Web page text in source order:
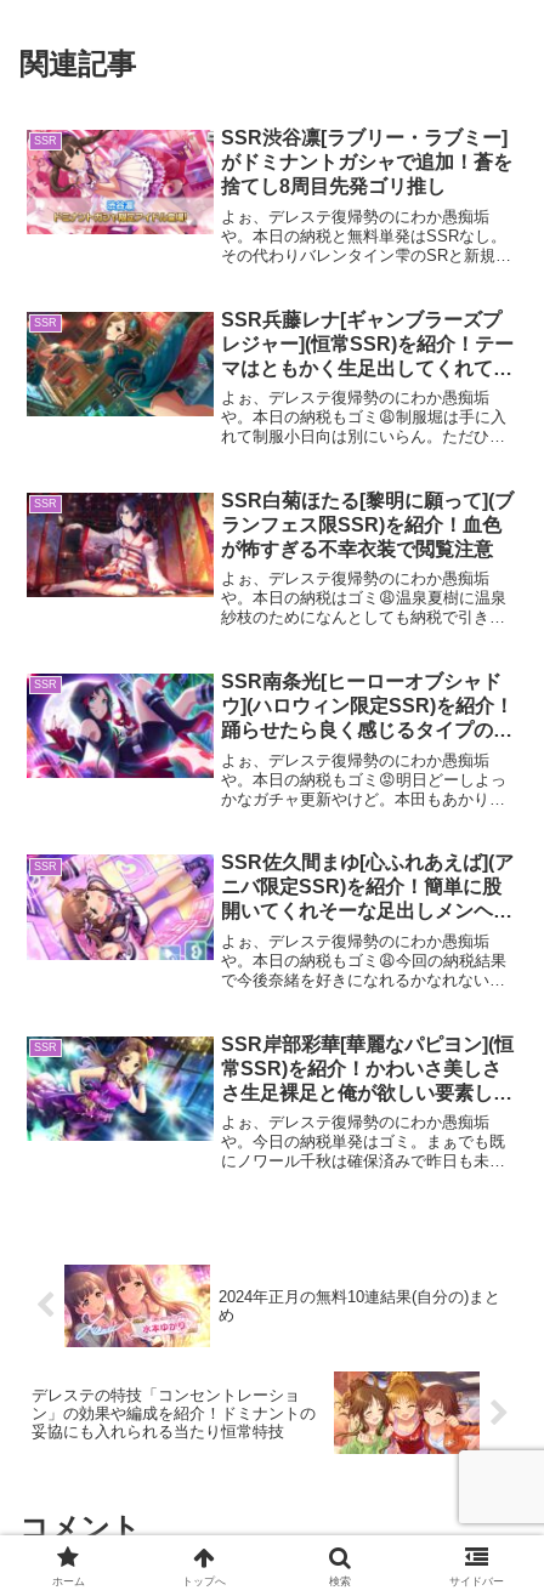
関連記事
SSR
SSR渋谷凛[ラブリー・ラブミー]
がドミナントガシャで追加！蒼を
捨てし8周目先発ゴリ推し
よぉ、デレステ復帰勢のにわか愚痴垢
や。本日の納税と無料単発はSSRなし。
その代わりバレンタイン雫のSRと新規森
トの納税もゴミ😠今回はドミナントガシ
ャで追加されたドミナ...
SSR
SSR兵藤レナ[ギャンブラーズプ
レジャー](恒常SSR)を紹介！テー
マはともかく生足出してくれてあ
りがとう！
よぉ、デレステ復帰勢のにわか愚痴垢
や。本日の納税もゴミ😩制服堀は手に入
れて制服小日向は別にいらん。ただひた
を待ってる。まぁええわ。今回は恒常
SSR兵藤レナを紹介してくで...
SSR
SSR白菊ほたる[黎明に願って](ブ
ランフェス限SSR)を紹介！血色
が怖すぎる不幸衣装で閲覧注意
よぉ、デレステ復帰勢のにわか愚痴垢
や。本日の納税はゴミ😩温泉夏樹に温泉
紗枝のためになんとしても納税で引き当
たブランSSR白菊ほたるを紹介するで。
ブランSSR白菊ほた...
SSR
SSR南条光[ヒーローオブシャド
ウ](ハロウィン限定SSR)を紹介！
踊らせたら良く感じるタイプの悪
役衣装
よぉ、デレステ復帰勢のにわか愚痴垢
や。本日の納税もゴミ😡明日どーしよっ
かなガチャ更新やけど。本田もあかりも
うか。さて、今回はハロウィン限定SSR
南条光を紹介してくで。ハ...
SSR
SSR佐久間まゆ[心ふれあえば](ア
ニバ限定SSR)を紹介！簡単に股
開いてくれそーな足出しメンヘラ
ファッション良き良き
よぉ、デレステ復帰勢のにわか愚痴垢
や。本日の納税もゴミ😩今回の納税結果
で今後奈緒を好きになれるかなれないか
で。今回はアニバ限定SSR佐久間まゆに
ついて紹介してくで。ア...
SSR
SSR岸部彩華[華麗なパピヨン](恒
常SSR)を紹介！かわいさ美しさ
さ生足裸足と俺が欲しい要素しか
ない神衣装
よぉ、デレステ復帰勢のにわか愚痴垢
や。今日の納税単発はゴミ。まぁでも既
にノワール千秋は確保済みで昨日も未所
2024年正月の無料10連結果(自分の)まと
め
デレステの特技「コンセントレーショ
ン」の効果や編成を紹介！ドミナントの
妥協にも入れられる当たり恒常特技
コメント
ホーム トップへ 検索 サイドバー